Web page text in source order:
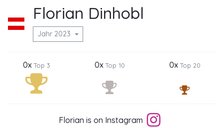
Florian Dinhobl
Jahr 2023
0xTop 3 0xTop 10 0xTop 20
Florian is on Instagram